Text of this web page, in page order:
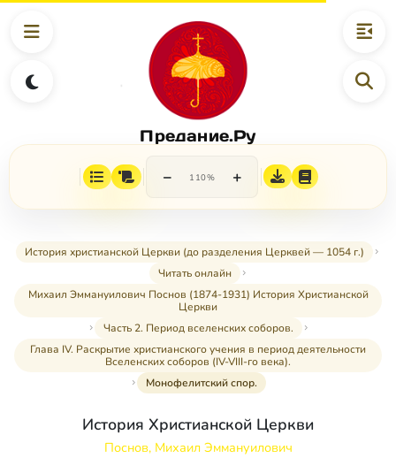
Предание.Ру
− 110% +
История христианской Церкви (до разделения Церквей — 1054 г.)
Читать онлайн
Михаил Эммануилович Поснов (1874-1931) История Христианской
Церкви
Часть 2. Период вселенских соборов.
Глава IV. Раскрытие христианского учения в период деятельности
Вселенских соборов (IV-VIII-го века).
Монофелитский спор.
История Христианской Церкви
Поснов, Михаил Эммануилович